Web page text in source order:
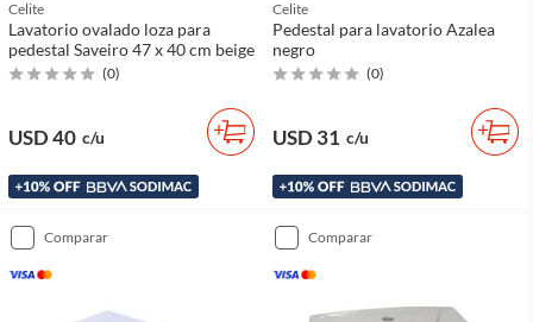
Celite
Lavatorio ovalado loza para
pedestal Saveiro 47 x 40 cm beige
(0)
USD 40 c/u
Celite
Pedestal para lavatorio Azalea
negro
(0)
USD 31 c/u
comparar comparar